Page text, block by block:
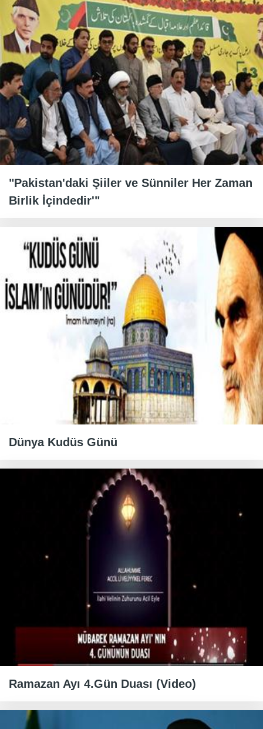
"Pakistan'daki Şiiler ve Sünniler Her Zaman
Birlik İçindedir'"
Dünya Kudüs Günü
Ramazan Ayı 4.Gün Duası (Video)